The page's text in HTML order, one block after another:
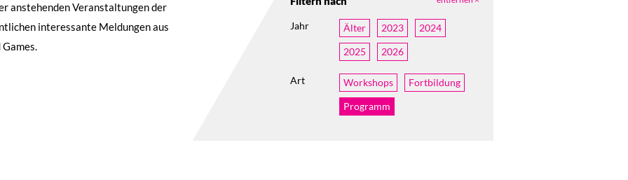
anstehenden Veranstaltungen der
interessante Meldungen aus
Jahr Älter 2023
2024
2025
2026
Art Workshops
Fortbildung
Programm